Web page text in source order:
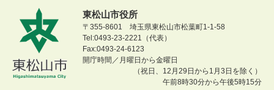
東松山市役所
〒355-8601 埼玉県東松山市松葉町1-1-58
Tel:0493-23-2221（代表）
Fax:0493-24-6123
開庁時間／月曜日から金曜日
（祝日、12月29日から1月3日を除く）
午前8時30分から午後5時15分